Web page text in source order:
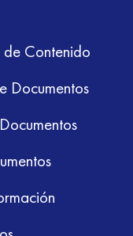
Contenido
Documentos